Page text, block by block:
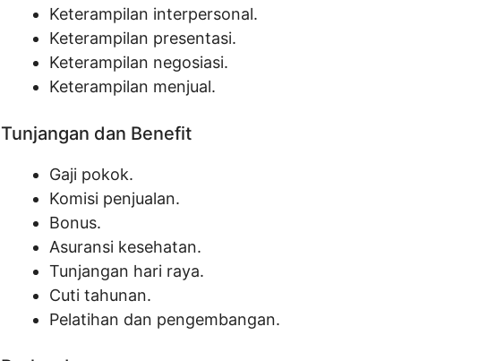
Keterampilan interpersonal.
Keterampilan presentasi.
Keterampilan negosiasi.
Keterampilan menjual.
Tunjangan dan Benefit
Gaji pokok.
Komisi penjualan.
Bonus.
Asuransi kesehatan.
Tunjangan hari raya.
Cuti tahunan.
Pelatihan dan pengembangan.